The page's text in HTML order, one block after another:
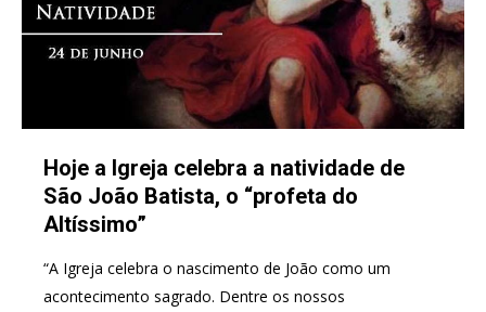
Hoje a Igreja celebra a natividade de
São João Batista, o “profeta do
Altíssimo”
“A Igreja celebra o nascimento de João como um
acontecimento sagrado. Dentre os nossos